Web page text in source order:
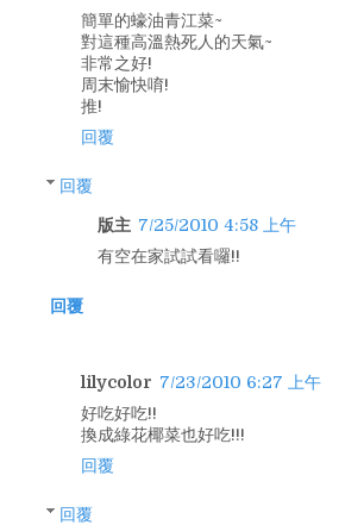
簡單的蠔油青江菜~
對這種高溫熱死人的天氣~
非常之好!
周末愉快唷!
推!
回覆
回覆
版主 7/25/2010 4:58 上午
有空在家試試看囉!!
回覆
lilycolor 7/23/2010 6:27 上午
好吃好吃!!
換成綠花椰菜也好吃!!!
回覆
回覆